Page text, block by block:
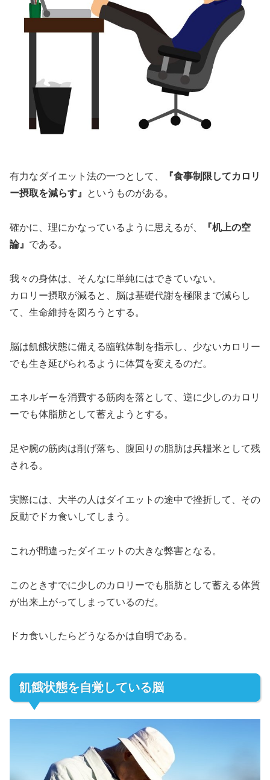
有力なダイエット法の一つとして、
『食事制限してカロリ
ー摂取を減らす』
というものがある。
確かに、理にかなっているように思えるが、
『机上の空
論』 である。
我々の身体は、そんなに単純にはできていない。
カロリー摂取が減ると、脳は基礎代謝を極限まで減らし
て、生命維持を図ろうとする。
脳は飢餓状態に備える臨戦体制を指示し、少ないカロリー
でも生き延びられるように体質を変えるのだ。
エネルギーを消費する筋肉を落として、逆に少しのカロリ
ーでも体脂肪として蓄えようとする。
足や腕の筋肉は削げ落ち、腹回りの脂肪は兵糧米として残
される。
実際には、大半の人はダイエットの途中で挫折して、その
反動でドカ食いしてしまう。
これが間違ったダイエットの大きな弊害となる。
このときすでに少しのカロリーでも脂肪として蓄える体質
が出来上がってしまっているのだ。
ドカ食いしたらどうなるかは自明である。
飢餓状態を自覚している脳